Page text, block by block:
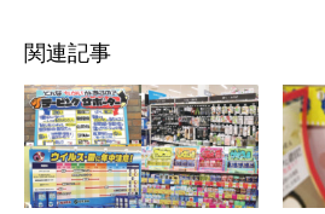
関連記事